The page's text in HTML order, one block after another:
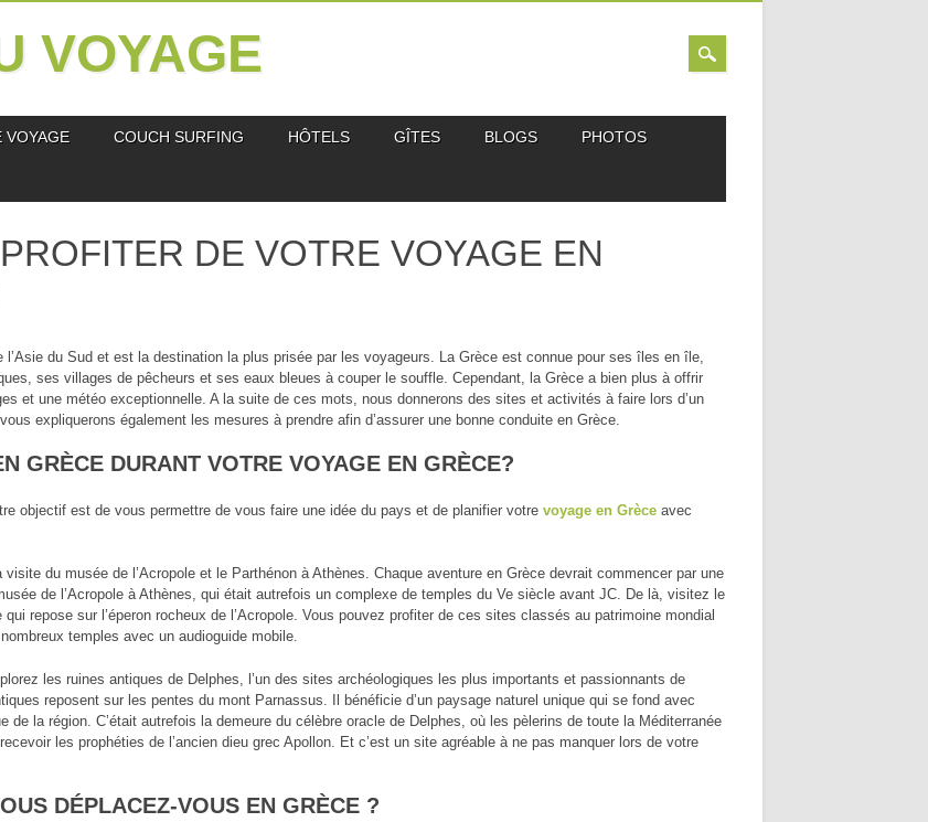
VOYAGE
VOYAGE COUCH SURFING HÔTELS GÎTES BLOGS PHOTOS
DE VOTRE VOYAGE EN
l’Asie du Sud et est la destination la plus prisée par les voyageurs. La Grèce est connue pour ses îles en île,
ses villages de pêcheurs et ses eaux bleues à couper le souffle. Cependant, la Grèce a bien plus à offrir
et une météo exceptionnelle. A la suite de ces mots, nous donnerons des sites et activités à faire lors d’un
expliquerons également les mesures à prendre afin d’assurer une bonne conduite en Grèce.
GRÈCE DURANT VOTRE VOYAGE EN GRÈCE?
objectif est de vous permettre de vous faire une idée du pays et de planifier votre voyage en Grèce avec
du musée de l’Acropole et le Parthénon à Athènes. Chaque aventure en Grèce devrait commencer par une
de l’Acropole à Athènes, qui était autrefois un complexe de temples du Ve siècle avant JC. De là, visitez le
qui repose sur l’éperon rocheux de l’Acropole. Vous pouvez profiter de ces sites classés au patrimoine mondial
temples avec un audioguide mobile.
les ruines antiques de Delphes, l’un des sites archéologiques les plus importants et passionnants de
reposent sur les pentes du mont Parnassus. Il bénéficie d’un paysage naturel unique qui se fond avec
de la région. C’était autrefois la demeure du célèbre oracle de Delphes, où les pèlerins de toute la Méditerranée
les prophéties de l’ancien dieu grec Apollon. Et c’est un site agréable à ne pas manquer lors de votre
DÉPLACEZ-VOUS EN GRÈCE ?